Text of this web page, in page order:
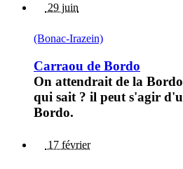
29 juin
(Bonac-Irazein)
Carraou de Bordo
On attendrait de la
qui sait ? il peut s'agir
Bordo.
17 février